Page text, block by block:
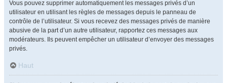
Vous pouvez supprimer automatiquement les messages privés d’un
utilisateur en utilisant les règles de messages depuis le panneau de
contrôle de l’utilisateur. Si vous recevez des messages privés de manière
abusive de la part d’un autre utilisateur, rapportez ces messages aux
modérateurs. Ils peuvent empêcher un utilisateur d’envoyer des messages
privés.
Haut